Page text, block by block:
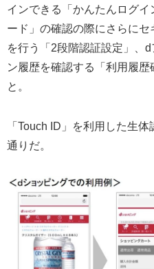
インできる「かんたんログ
ード」の確認の際にさらに
を行う「2段階認証設定」、
ン履歴を確認する「利用履
と。
「Touch ID」を利用した生
通りだ。